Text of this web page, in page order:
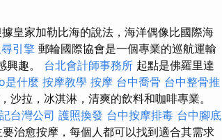
皇家加勒比海的說法，海洋偶像比國際海
引擎 郵輪國際協會是一個專業的巡航運輸
興趣。 台北會計師事務所 起點是佛羅里達
是什麼 按摩教學 按摩 台中喬骨 台中整骨推
拉，冰淇淋，清爽的飲料和咖啡專業。
台灣公司 護照換發 台中按摩排毒 台中腳底
治愈按摩，每個人都可以找到適合其需求